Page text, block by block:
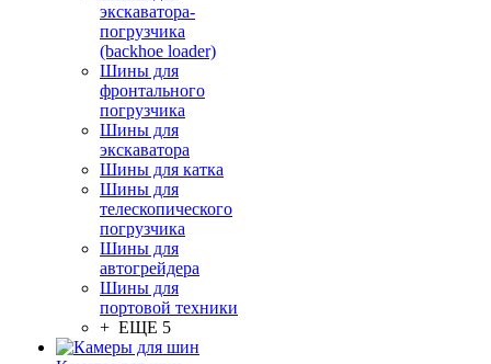
экскаватора-
погрузчика
(backhoe loader)
Шины для
фронтального
погрузчика
Шины для
экскаватора
Шины для катка
Шины для
телескопического
погрузчика
Шины для
автогрейдера
Шины для
портовой техники
+ ЕЩЕ 5